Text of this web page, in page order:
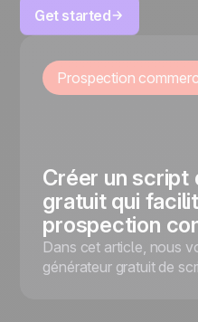
Get started
Prospection
Créer un script
gratuit qui
prospection
Dans cet article, nous
générateur gratuit de